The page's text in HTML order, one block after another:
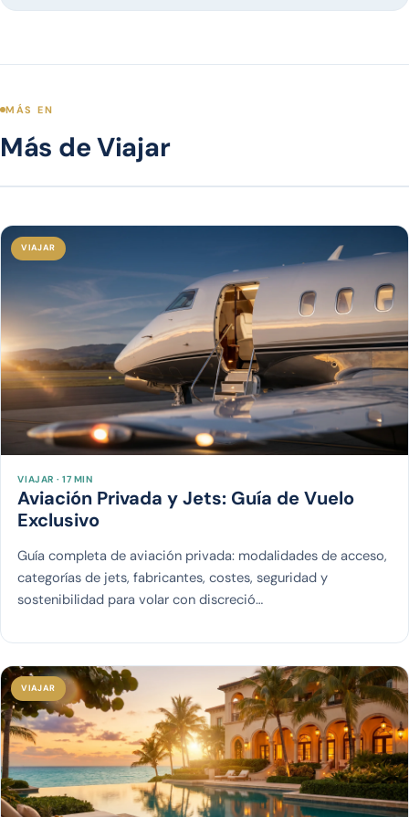
MÁS EN
Más de Viajar
VIAJAR
VIAJAR · 17 MIN
Aviación Privada y Jets: Guía de Vuelo
Exclusivo
Guía completa de aviación privada: modalidades de acceso,
categorías de jets, fabricantes, costes, seguridad y
sostenibilidad para volar con discreció…
VIAJAR